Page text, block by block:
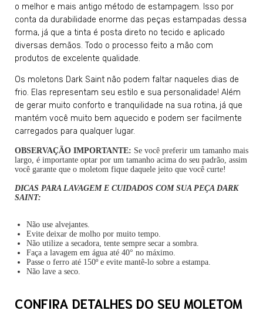
o melhor e mais antigo método de estampagem. Isso por
conta da durabilidade enorme das peças estampadas dessa
forma, já que a tinta é posta direto no tecido e aplicado
diversas demãos. Todo o processo feito a mão com
produtos de excelente qualidade.
Os moletons Dark Saint não podem faltar naqueles dias de
frio. Elas representam seu estilo e sua personalidade! Além
de gerar muito conforto e tranquilidade na sua rotina, já que
mantém você muito bem aquecido e podem ser facilmente
carregados para qualquer lugar.
OBSERVAÇÃO IMPORTANTE: Se você preferir um tamanho mais
largo, é importante optar por um tamanho acima do seu padrão, assim
você garante que o moletom fique daquele jeito que você curte!
DICAS PARA LAVAGEM E CUIDADOS COM SUA PEÇA DARK
SAINT:
Não use alvejantes.
Evite deixar de molho por muito tempo.
Não utilize a secadora, tente sempre secar a sombra.
Faça a lavagem em água até 40° no máximo.
Passe o ferro até 150º e evite mantê-lo sobre a estampa.
Não lave a seco.
CONFIRA DETALHES DO SEU MOLETOM